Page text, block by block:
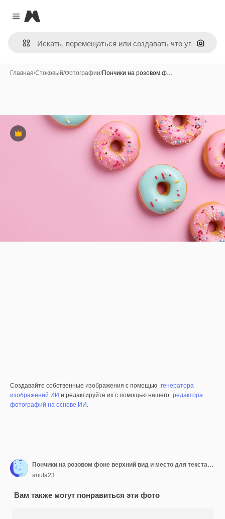
Close menu
Magnific
Поиск
Главная/Стоковый/Фотографии/Пончики на розовом ф…
Премиум
Создавайте собственные изображения с помощью генератора
изображений ИИ и редактируйте их с помощью нашего редактора
фотографий на основе ИИ.
Пончики на розовом фоне верхний вид и место для текстаAIGenerative AI
anuta23
Вам также могут понравиться эти фото